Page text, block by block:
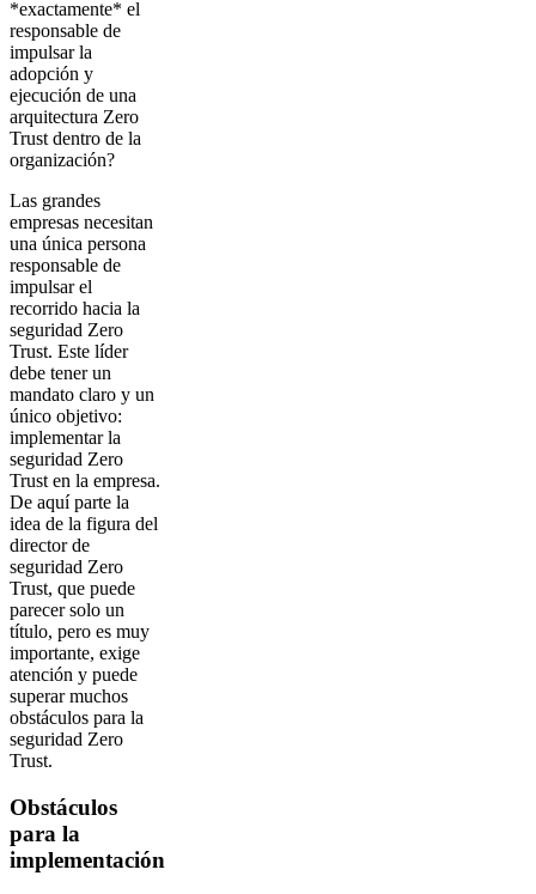
*exactamente* el
responsable de
impulsar la
adopción y
ejecución de una
arquitectura Zero
Trust dentro de la
organización?
Las grandes
empresas necesitan
una única persona
responsable de
impulsar el
recorrido hacia la
seguridad Zero
Trust. Este líder
debe tener un
mandato claro y un
único objetivo:
implementar la
seguridad Zero
Trust en la empresa.
De aquí parte la
idea de la figura del
director de
seguridad Zero
Trust, que puede
parecer solo un
título, pero es muy
importante, exige
atención y puede
superar muchos
obstáculos para la
seguridad Zero
Trust.
Obstáculos
para la
implementación